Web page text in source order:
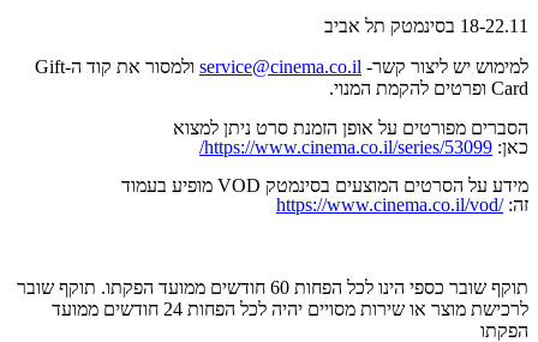
18-22.11 בסינמטק תל אביב
למימוש יש ליצור קשר- service@cinema.co.il
ולמסור את קוד ה-Gift
Card ופרטים להקמת המנוי.
הסברים מפורטים על אופן הזמנת סרט ניתן למצוא
כאן: https://www.cinema.co.il/series/53099/
מידע על הסרטים המוצעים בסינמטק VOD מופיע בעמוד
זה: https://www.cinema.co.il/vod/
תוקף שובר כספי הינו לכל הפחות 60 חודשים ממועד הפקתו. תוקף שובר
לרכישת מוצר או שירות מסויים יהיה לכל הפחות 24 חודשים ממועד
הפקתו